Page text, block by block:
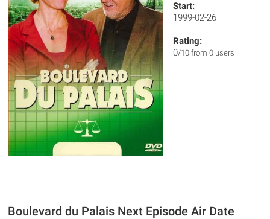
Start:
1999-02-26
Rating:
0/10 from 0 users
Boulevard du Palais Next Episode Air Date